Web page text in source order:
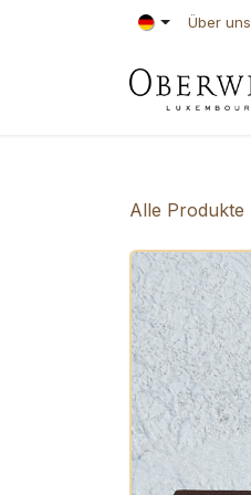
Zum Inhalt springen Über uns
Alle Produkte